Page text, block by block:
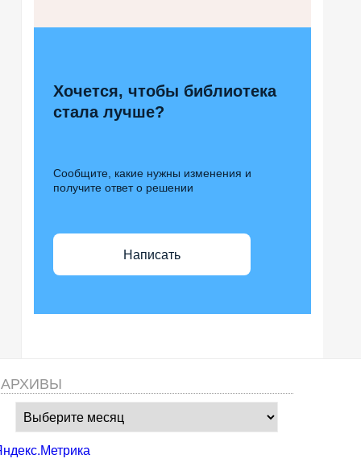
Хочется, чтобы библиотека
стала лучше?
Сообщите, какие нужны изменения и
получите ответ о решении
Написать
АРХИВЫ
Архивы